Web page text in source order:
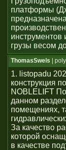
платформы
инструментов
грузы весом
ThomasSwels |
1. listopadu
конструкция
NOBLELIFT
данном
помещениях,
За качество
которой
в качестве